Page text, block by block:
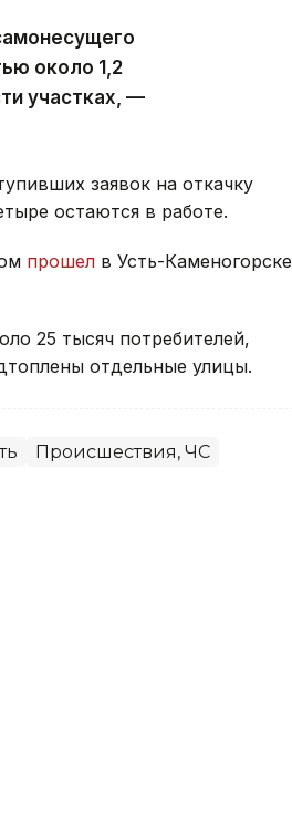
около 1,2
участках, —
заявок на откачку
остаются в работе.
прошел в Усть-Каменогорске
25 тысяч потребителей,
отдельные улицы.
Происшествия, ЧС